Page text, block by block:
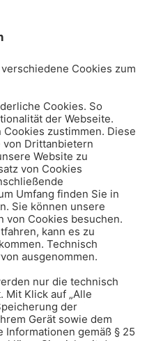
hat sich auch im
konnte sich
dem italienischen
Es folgten eigene
sowie der
für spezielle
in diesen
das Unternehmen
von ROLAND-
der Legal Insurance
Die LIG
Produkte
in der
Rechtsschutz-